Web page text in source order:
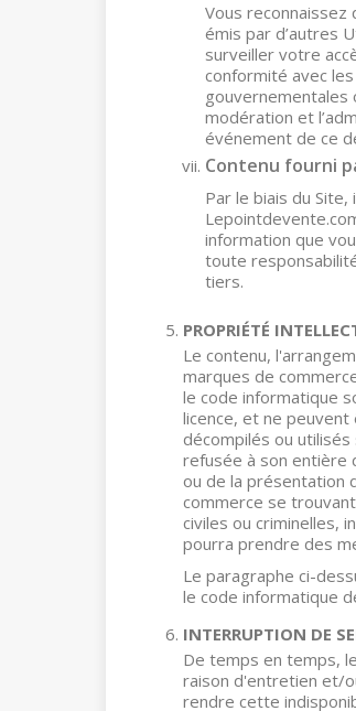
Vous reconnaissez
émis par d’autres
surveiller votre
conformité avec
gouvernementales
modération et
événement de ce
Contenu fourni
Par le biais du
information que
toute
tiers.
PROPRIÉTÉ
Le contenu,
marques de
le code informatique
licence, et ne
décompilés ou
refusée à son entière
ou de la présentation
commerce se
civiles ou criminelles,
pourra prendre des
Le paragraphe ci-
le code informatique
INTERRUPTION DE
De temps en temps,
raison d'entretien et/
rendre cette